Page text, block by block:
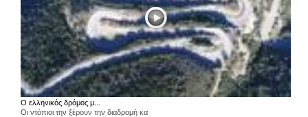
Ο ελληνικός δρόμος μ...
Οι ντόπιοι την ξέρουν την διαδρομή κα